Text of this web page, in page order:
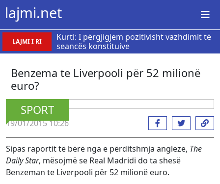
lajmi.net
LAJMI I RI
Kurti: I përgjigjem pozitivisht vazhdimit të
seancës konstituive
Benzema te Liverpooli për 52 milionë
euro?
SPORT
19/01/2015 10:26
Sipas raportit të bërë nga e përditshmja angleze, The
Daily Star, mësojmë se Real Madridi do ta shesë
Benzeman te Liverpooli për 52 milionë euro.